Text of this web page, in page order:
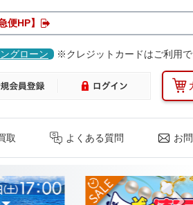
HP】
グローン ※クレジットカードはご利用
取 よくある質問 お